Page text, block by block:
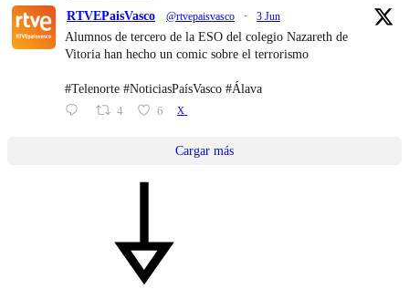
RTVEPaisVasco @rtvepaisvasco · 3 Jun
Alumnos de tercero de la ESO del colegio Nazareth de
Vitoria han hecho un comic sobre el terrorismo
#Telenorte #NoticiasPaísVasco #Álava
4 6 X
Cargar más